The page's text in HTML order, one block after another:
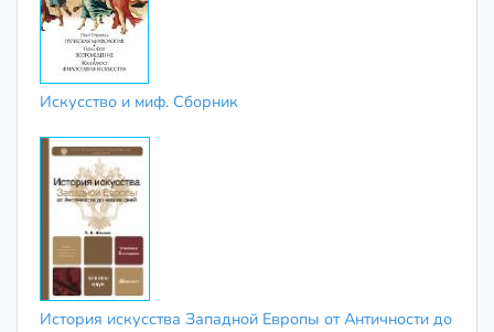
Искусство и миф. Сборник
История искусства Западной Европы от Античности до